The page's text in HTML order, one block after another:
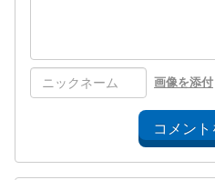
画像を添付
コメント